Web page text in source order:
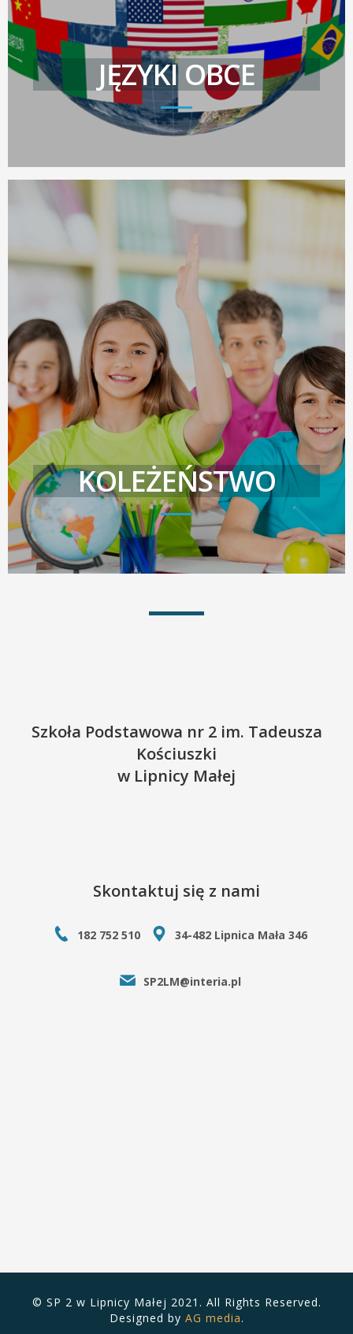
JĘZYKI OBCE
KOLEŻEŃSTWO
Szkoła Podstawowa nr 2 im. Tadeusza
Kościuszki
w Lipnicy Małej
Skontaktuj się z nami
182 752 510 34-482 Lipnica Mała 346
SP2LM@interia.pl
© SP 2 w Lipnicy Małej 2021. All Rights Reserved.
Designed by AG media.